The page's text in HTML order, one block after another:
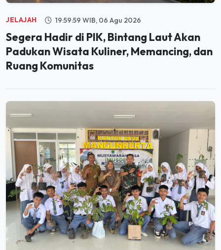
JELAJAH 19:59:59 WIB, 06 Agu 2026
Segera Hadir di PIK, Bintang Laut Akan
Padukan Wisata Kuliner, Memancing, dan
Ruang Komunitas